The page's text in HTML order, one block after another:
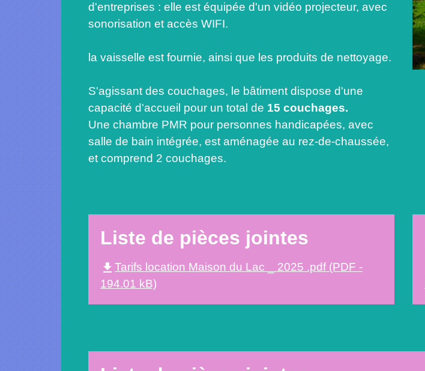
d'entreprises : elle est équipée d'un vidéo projecteur, avec
sonorisation et accès WIFI.
la vaisselle est fournie, ainsi que les produits de nettoyage.
S'agissant des couchages, le bâtiment dispose d'une
capacité d'accueil pour un total de 15 couchages.
Une chambre PMR pour personnes handicapées, avec
salle de bain intégrée, est aménagée au rez-de-chaussée,
et comprend 2 couchages.
Liste de pièces jointes
file_download Tarifs location Maison du Lac _ 2025 .pdf (PDF -
194.01 kB)